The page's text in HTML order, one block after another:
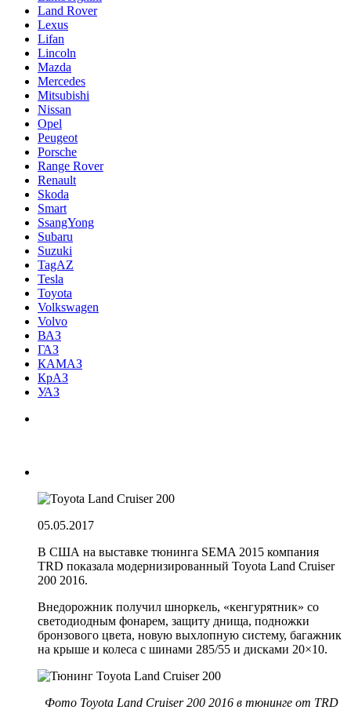
Land Rover
Lexus
Lifan
Lincoln
Mazda
Mercedes
Mitsubishi
Nissan
Opel
Peugeot
Porsche
Range Rover
Renault
Skoda
Smart
SsangYong
Subaru
Suzuki
TagAZ
Tesla
Toyota
Volkswagen
Volvo
ВАЗ
ГАЗ
КАМАЗ
КрАЗ
УАЗ
05.05.2017
В США на выставке тюнинга SEMA 2015 компания
TRD показала модернизированный Toyota Land Cruiser
200 2016.
Внедорожник получил шноркель, «кенгурятник» со
светодиодным фонарем, защиту днища, подножки
бронзового цвета, новую выхлопную систему, багажник
на крыше и колеса с шинами 285/55 и дисками 20×10.
Фото Toyota Land Cruiser 200 2016 в тюнинге от TRD